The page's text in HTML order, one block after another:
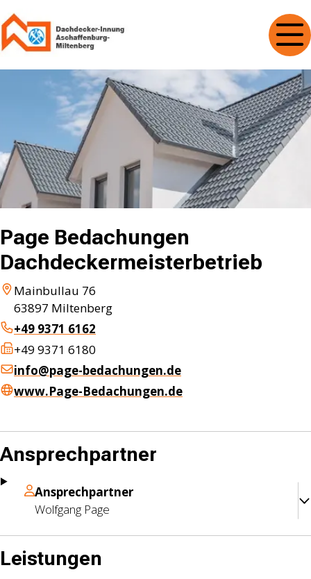
Page Bedachungen
Dachdeckermeisterbetrieb
Mainbullau 76
63897 Miltenberg
+49 9371 6162
+49 9371 6180
info@page-bedachungen.de
www.Page-Bedachungen.de
Ansprechpartner
Ansprechpartner
Wolfgang Page
Leistungen